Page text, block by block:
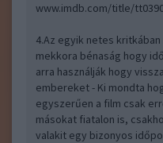
www.imdb.com/title/
4.Az egyik netes
mekkora bénaság hogy
arra használják hogy
embereket - Ki mondta
egyszerűen a film csak
másokat fiatalon is,
valakit egy bizonyos